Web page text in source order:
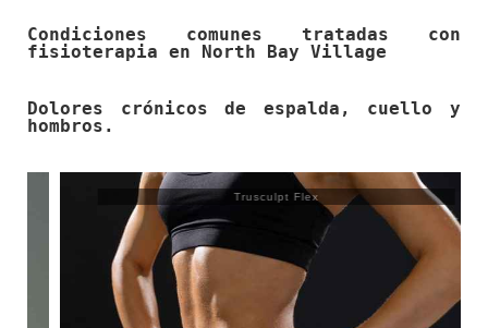
Condiciones comunes tratadas con
fisioterapia en North Bay Village
Dolores crónicos de espalda, cuello y
hombros.
Trusculpt Flex